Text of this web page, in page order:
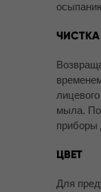
ЧИСТКА
мыла.
приборы
ЦВЕТ
Для